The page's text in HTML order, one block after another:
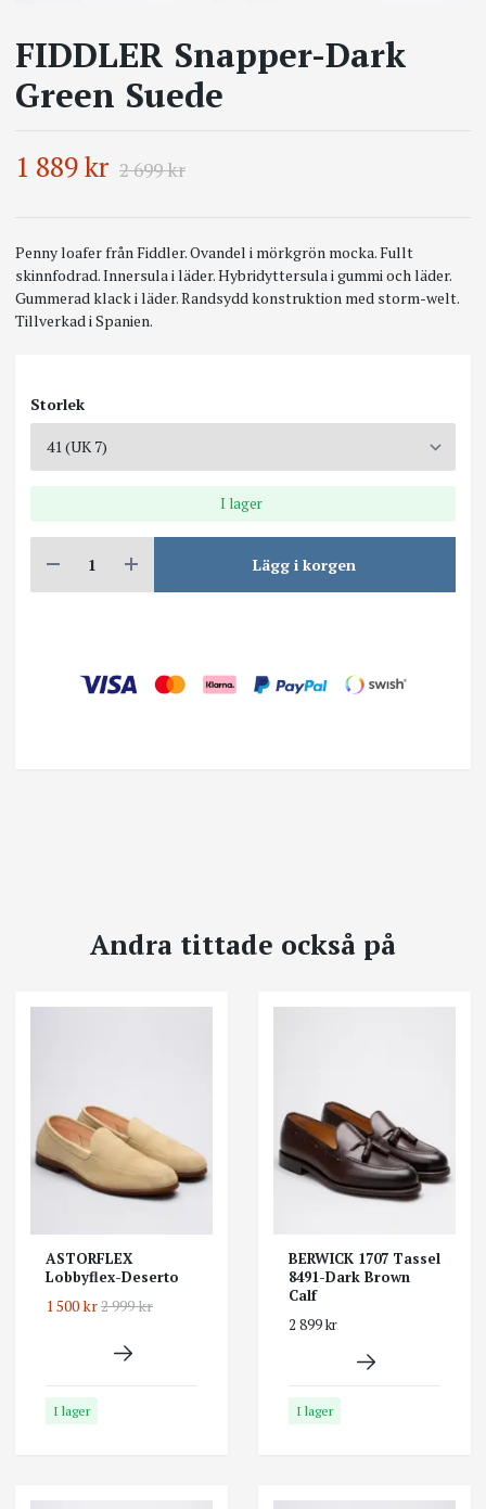
FIDDLER Snapper-Dark
Green Suede
1 889 kr 2 699 kr
Penny loafer från Fiddler. Ovandel i mörkgrön mocka. Fullt
skinnfodrad. Innersula i läder. Hybridyttersula i gummi och läder.
Gummerad klack i läder. Randsydd konstruktion med storm-welt.
Tillverkad i Spanien.
Storlek
I lager
Lägg i korgen
Andra tittade också på
ASTORFLEX
Lobbyflex-Deserto
1 500 kr2 999 kr
I lager
BERWICK 1707 Tassel
8491-Dark Brown
Calf
2 899 kr
I lager